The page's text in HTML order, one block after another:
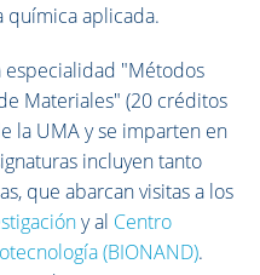
química aplicada.
especialidad "Métodos
Materiales" (20 créditos
la UMA y se imparten en
incluyen tanto
que abarcan visitas a los
y al Centro
(BIONAND).